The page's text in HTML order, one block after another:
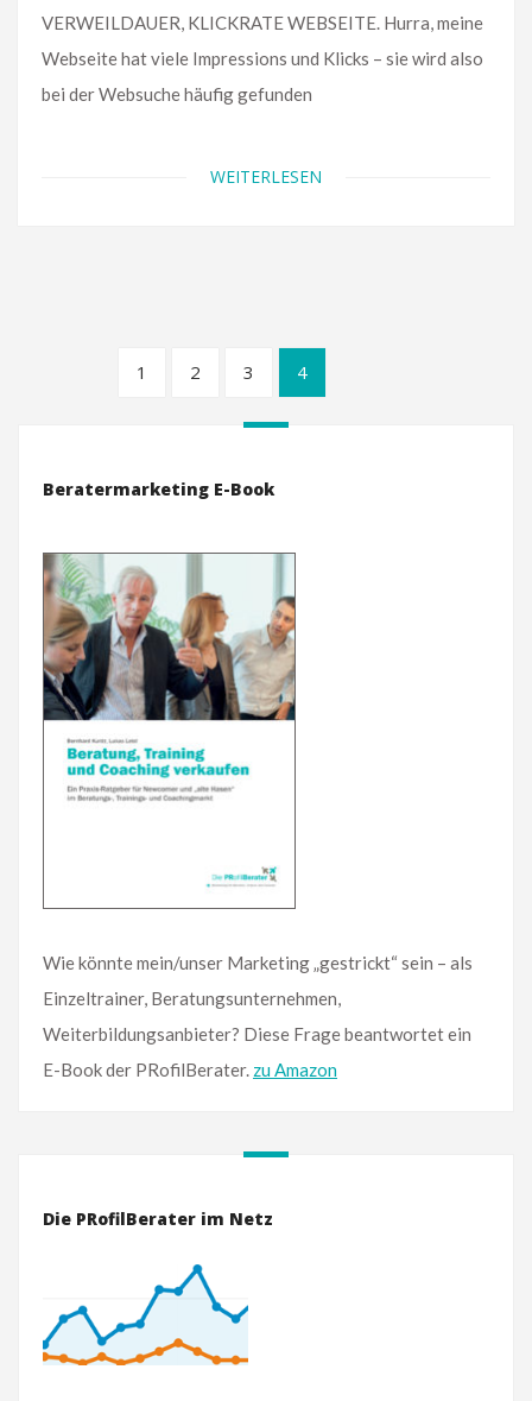
VERWEILDAUER, KLICKRATE WEBSEITE. Hurra, meine
Webseite hat viele Impressions und Klicks – sie wird also
bei der Websuche häufig gefunden
WEITERLESEN
1 2 3 4
Beratermarketing E-Book
Wie könnte mein/unser Marketing „gestrickt“ sein – als
Einzeltrainer, Beratungsunternehmen,
Weiterbildungsanbieter? Diese Frage beantwortet ein
E-Book der PRofilBerater. zu Amazon
Die PRofilBerater im Netz